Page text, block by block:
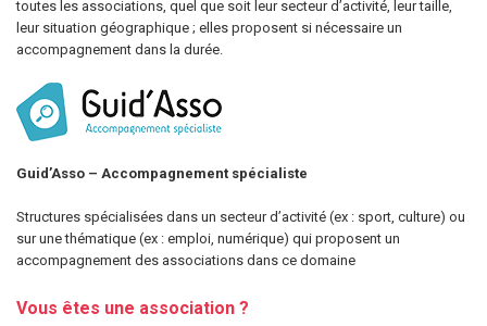
toutes les associations, quel que soit leur secteur d’activité, leur taille,
leur situation géographique ; elles proposent si nécessaire un
accompagnement dans la durée.
Guid’Asso – Accompagnement spécialiste
Structures spécialisées dans un secteur d’activité (ex : sport, culture) ou
sur une thématique (ex : emploi, numérique) qui proposent un
accompagnement des associations dans ce domaine
Vous êtes une association ?